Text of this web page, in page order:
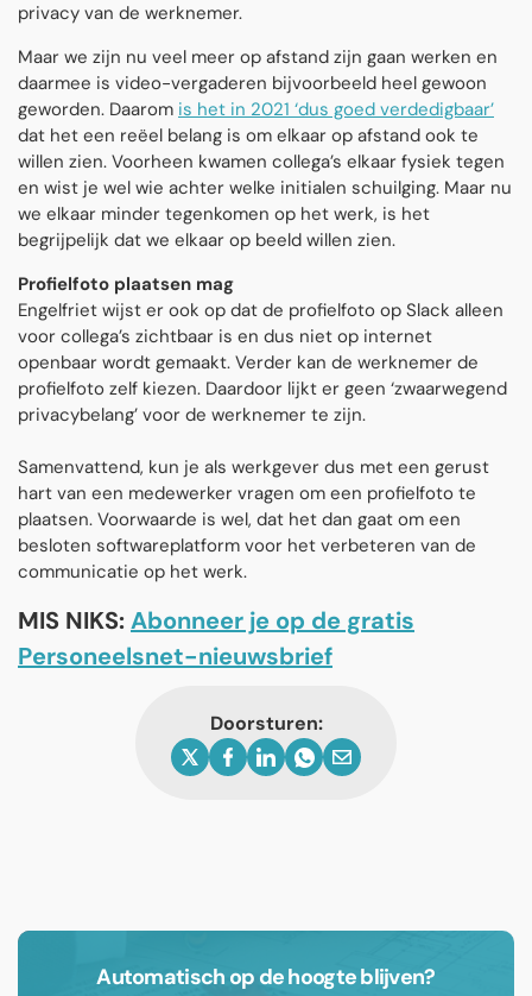
privacy van de werknemer.
Maar we zijn nu veel meer op afstand zijn gaan werken en
daarmee is video-vergaderen bijvoorbeeld heel gewoon
geworden. Daarom is het in 2021 ‘dus goed verdedigbaar’
dat het een reëel belang is om elkaar op afstand ook te
willen zien. Voorheen kwamen collega’s elkaar fysiek tegen
en wist je wel wie achter welke initialen schuilging. Maar nu
we elkaar minder tegenkomen op het werk, is het
begrijpelijk dat we elkaar op beeld willen zien.
Profielfoto plaatsen mag
Engelfriet wijst er ook op dat de profielfoto op Slack alleen
voor collega’s zichtbaar is en dus niet op internet
openbaar wordt gemaakt. Verder kan de werknemer de
profielfoto zelf kiezen. Daardoor lijkt er geen ‘zwaarwegend
privacybelang’ voor de werknemer te zijn.
Samenvattend, kun je als werkgever dus met een gerust
hart van een medewerker vragen om een profielfoto te
plaatsen. Voorwaarde is wel, dat het dan gaat om een
besloten softwareplatform voor het verbeteren van de
communicatie op het werk.
MIS NIKS:Abonneer je op de gratis
Personeelsnet-nieuwsbrief
Doorsturen:
Automatisch op de hoogte blijven?